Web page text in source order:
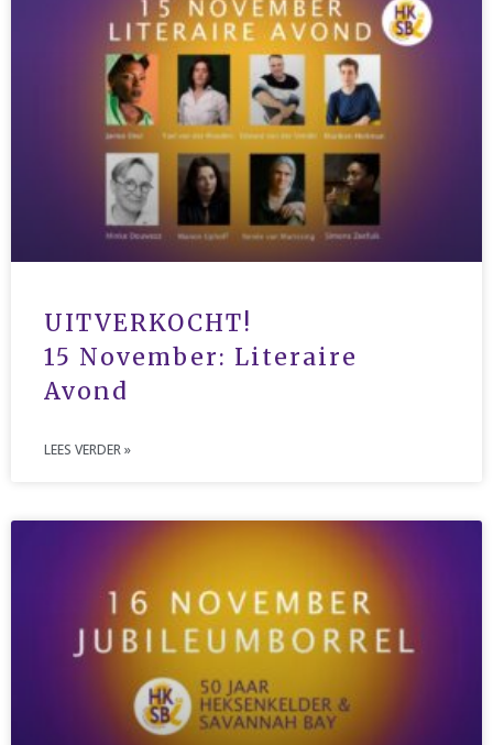
Agenda
Fictie
Geweest
Geweest
Lustrum
Nieuws
Non-fictie
Radio Savannah
Vacatures
UITVERKOCHT!
15 November: Literaire
Avond
LEES VERDER »